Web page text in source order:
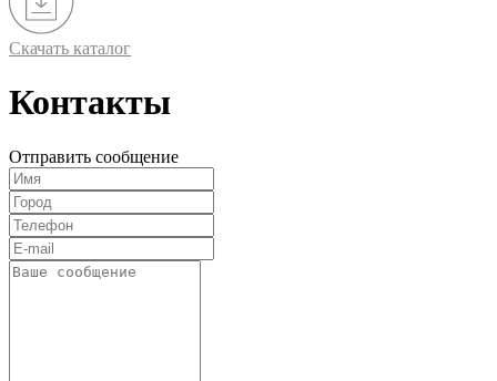
Скачать каталог
Контакты
Отправить сообщение